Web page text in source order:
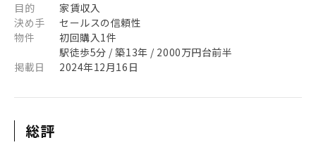
目的
家賃収入
決め手
セールスの信頼性
物件
初回購入1件
駅徒歩5分 / 築13年 / 2000万円台前半
掲載日
2024年12月16日
総評